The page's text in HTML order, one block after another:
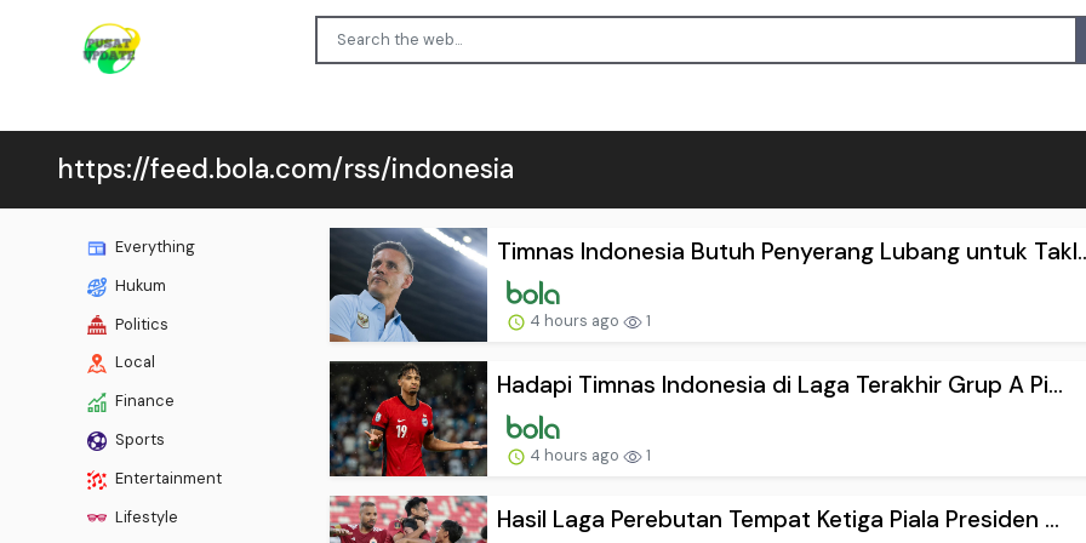
https://feed.bola.com/rss/indonesia
Everything
Hukum
Politics
Local
Finance
Sports
Entertainment
Lifestyle
Timnas Indonesia Butuh Penyerang Lubang untuk
4 hours ago 1
Hadapi Timnas Indonesia di Laga Terakhir Grup A Pi...
4 hours ago 1
Hasil Laga Perebutan Tempat Ketiga Piala Presiden ...